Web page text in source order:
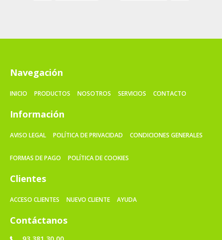
Navegación
INICIO PRODUCTOS NOSOTROS SERVICIOS CONTACTO
Información
AVISO LEGAL POLÍTICA DE PRIVACIDAD CONDICIONES GENERALES
FORMAS DE PAGO POLÍTICA DE COOKIES
Clientes
ACCESO CLIENTES NUEVO CLIENTE AYUDA
Contáctanos